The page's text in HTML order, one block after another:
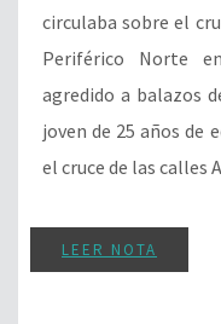
circulaba sobre el
Periférico Norte
agredido a balazos
joven de 25 años de
el cruce de las
LEER NOTA